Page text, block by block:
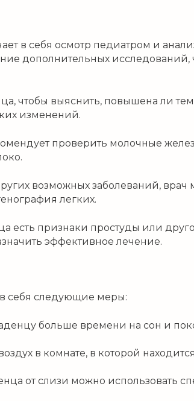
в себя осмотр педиатром и
дополнительных
чтобы выяснить, повышена ли
изменений.
проверить молочные
возможных заболеваний,
легких.
есть признаки простуды или
эффективное лечение.
себя следующие меры:
больше времени на сон и
в комнате, в которой
от слизи можно использовать